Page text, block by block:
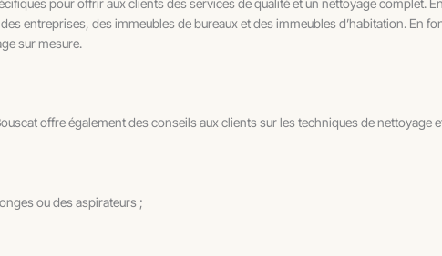
pour offrir aux clients des services de qualité et un nettoyage complet.
entreprises, des immeubles de bureaux et des immeubles d’habitation. En
sur mesure.
offre également des conseils aux clients sur les techniques de nettoyage
ou des aspirateurs ;